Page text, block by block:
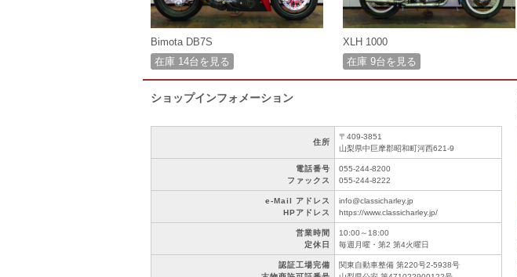
Bimota DB7S
在庫 14台を見る
XLH 1000
在庫 9台を見る
ショップインフォメーション
住所
〒409-3851
山梨県中巨摩郡昭和町河西621-9
電話番号
ファックス
055-244-8200
055-244-8222
e-Mail アドレス
HPアドレス
info@classicharley.jp
https://www.classicharley.jp/
営業時間
定休日
10:00～18:00
毎週月曜・第2 第4火曜日
認証工場完備
関東自動車整備 第220号2-5938号